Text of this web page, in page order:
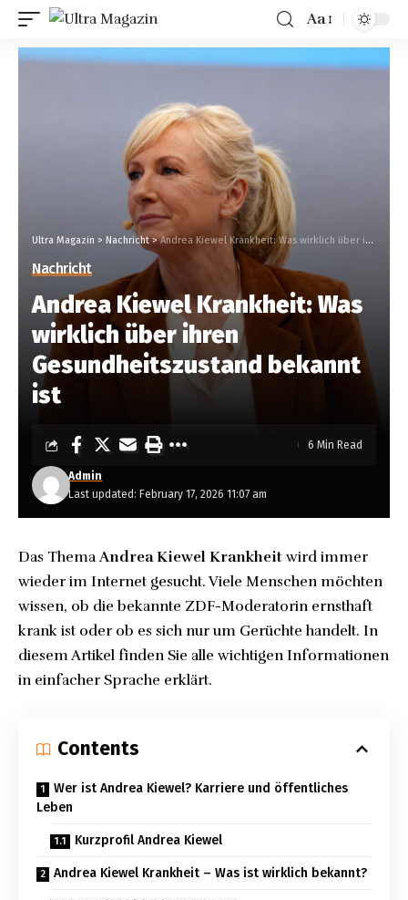
Aa
Ultra Magazin > Nachricht>Andrea Kiewel Krankheit: Was wirklich über ihren Gesundheitszustand bekannt ist
Nachricht
Andrea Kiewel Krankheit: Was
wirklich über ihren
Gesundheitszustand bekannt
ist
Last updated: February 17, 2026 11:07 am
Admin
6 Min Read
Das ThemaAndrea Kiewel Krankheit wird immer
wieder im Internet gesucht. Viele Menschen möchten
wissen, ob die bekannte ZDF-Moderatorin ernsthaft
krank ist oder ob es sich nur um Gerüchte handelt. In
diesem Artikel finden Sie alle wichtigen Informationen
in einfacher Sprache erklärt.
Contents
Wer ist Andrea Kiewel? Karriere und öffentliches
Leben
Kurzprofil Andrea Kiewel
Andrea Kiewel Krankheit – Was ist wirklich bekannt?